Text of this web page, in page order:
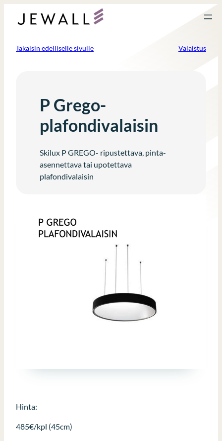
sisältöön
Takaisin edelliselle sivulle Valaistus
P Grego-
plafondivalaisin
Skilux P GREGO- ripustettava, pinta-
asennettava tai upotettava
plafondivalaisin
Hinta:
485€/kpl (45cm)